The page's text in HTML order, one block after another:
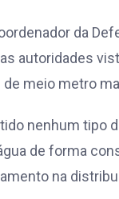
da
autoridades
de meio metro
nenhum tipo
de forma
na